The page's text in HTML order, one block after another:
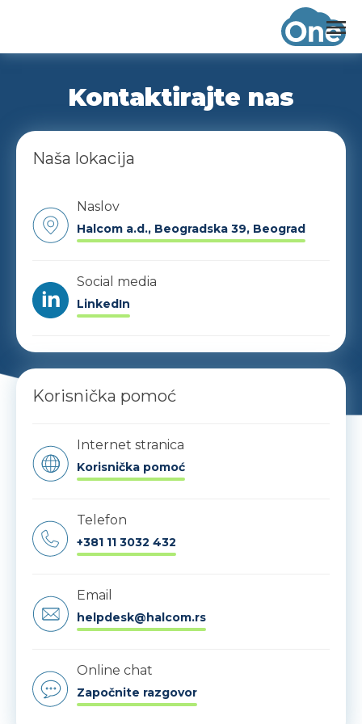
Kontaktirajte nas
Naša lokacija
Naslov
Halcom a.d., Beogradska 39, Beograd
Social media
LinkedIn
Korisnička pomoć
Internet stranica
Korisnička pomoć
Telefon
+381 11 3032 432
Email
helpdesk@halcom.rs
Online chat
Započnite razgovor